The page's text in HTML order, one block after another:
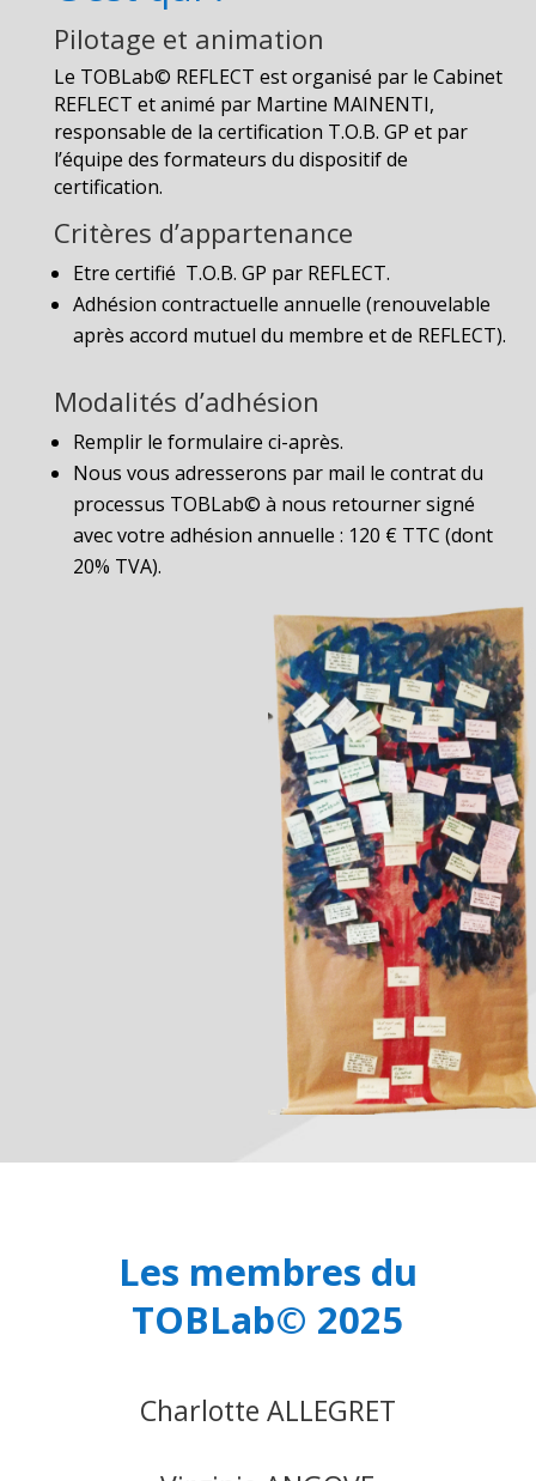
Pilotage et animation
Le TOBLab© REFLECT est organisé par le Cabinet
REFLECT et animé par Martine MAINENTI,
responsable de la certification T.O.B. GP et par
l’équipe des formateurs du dispositif de
certification.
Critères d’appartenance
Etre certifié T.O.B. GP par REFLECT.
Adhésion contractuelle annuelle (renouvelable
après accord mutuel du membre et de REFLECT).
Modalités d’adhésion
Remplir le formulaire ci-après.
Nous vous adresserons par mail le contrat du
processus TOBLab© à nous retourner signé
avec votre adhésion annuelle : 120 € TTC (dont
20% TVA).
Les membres du
TOBLab© 2025
Charlotte ALLEGRET